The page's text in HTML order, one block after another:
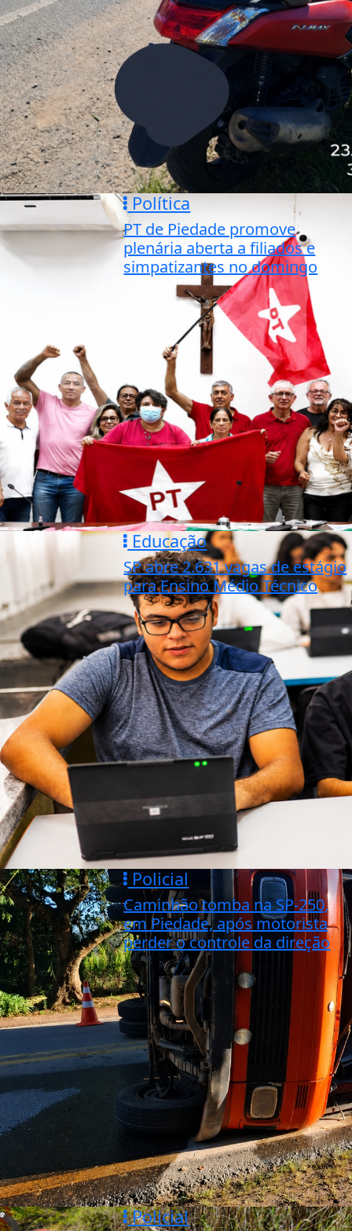
Política
PT de Piedade promove
plenária aberta a filiados e
simpatizantes no domingo
Educação
SP abre 2.631 vagas de estágio
para Ensino Médio Técnico
Policial
Caminhão tomba na SP-250,
em Piedade, após motorista
perder o controle da direção
Policial